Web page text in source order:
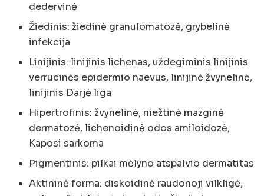
dedervinė
Žiedinis: žiedinė granulomatozė, grybelinė
infekcija
Linijinis: linijinis lichenas, uždegiminis linijinis
verrucinės epidermio naevus, linijinė žvynelinė,
linijinis Darjė liga
Hipertrofinis: žvynelinė, niežtinė mazginė
dermatozė, lichenoidinė odos amiloidozė,
Kaposi sarkoma
Pigmentinis: pilkai mėlyno atspalvio dermatitas
Aktininė forma: diskoidinė raudonoji vilkligė,